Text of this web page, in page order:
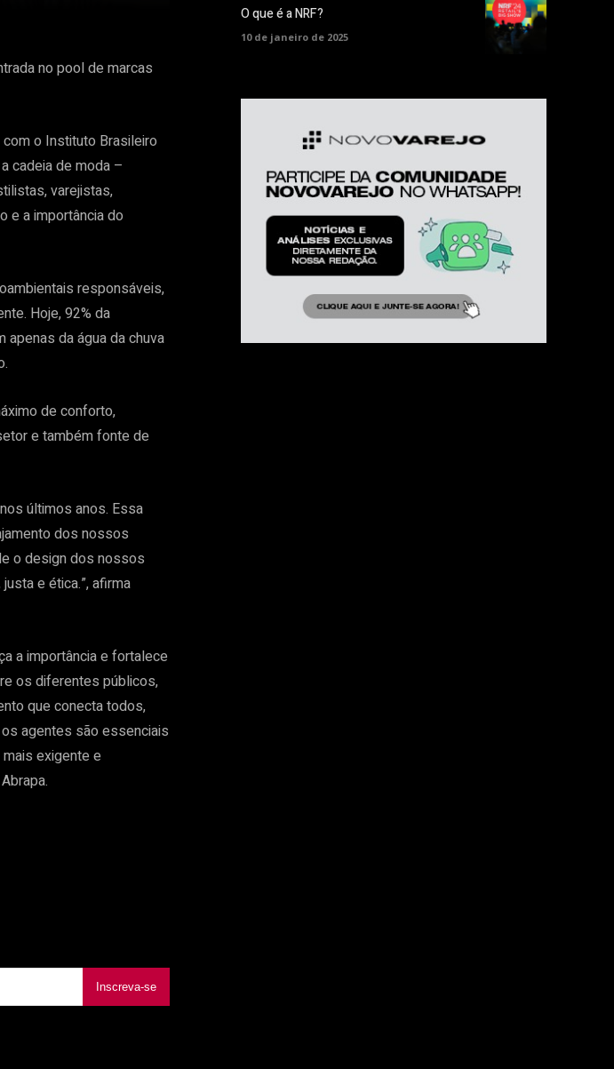
no pool de marcas
o Instituto Brasileiro
cadeia de moda –
varejistas,
e a importância do
responsáveis,
Hoje, 92% da
da água da chuva
de conforto,
e também fonte de
últimos anos. Essa
dos nossos
o design dos nossos
e ética.”, afirma
a importância e fortalece
os diferentes públicos,
que conecta todos,
agentes são essenciais
exigente e
O que é a NRF?
10 de janeiro de 2025
Inscreva-se